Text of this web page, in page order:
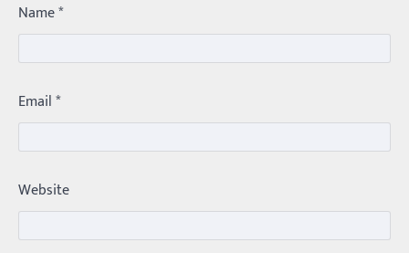
Name*
Email*
Website
సాఫ్ట్‌వేర్ ఉద్యోగి వరకు అందరికీ గుర్తొచ్చే మొదటి పని
మనసున్న బిచ్చగాడు… సీఎం నిధికి భారీగా